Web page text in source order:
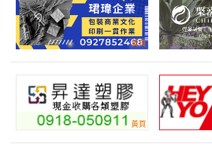
1000內的車床件可以幫忙嗎
產業:印刷光電元零件
來自:洪OO 詢價
時間:08/07 09:52
***ting0919@yahoo.com.tw
詢價 想要請問冷凍玉米筍
產業:茗茶農特產
來自:程OO 詢價